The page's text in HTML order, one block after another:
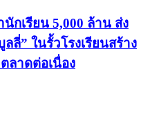
นักเรียน 5,000 ล้าน ส่ง
ลี่” ในรั้วโรงเรียนสร้าง
ลาดต่อเนื่อง